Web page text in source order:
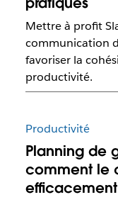
Mettre à profit
communication
favoriser la
productivité.
Productivité
Planning de
comment le